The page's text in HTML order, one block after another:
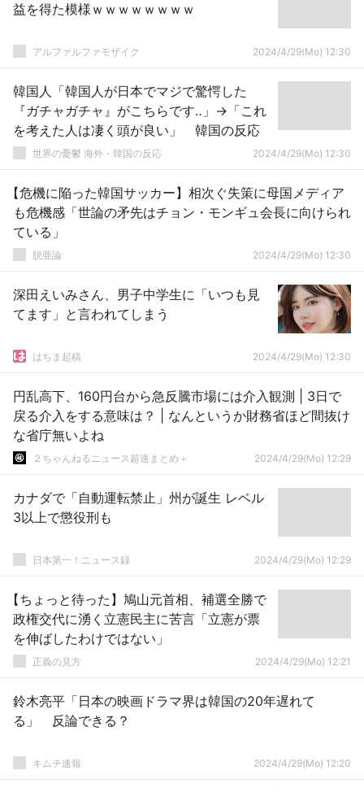
益を得た模様ｗｗｗｗｗｗｗｗ
アルファルファモザイク 2024/4/29(Mo) 12:30
韓国人「韓国人が日本でマジで驚愕した
『ガチャガチャ』がこちらです‥」→「これ
を考えた人は凄く頭が良い」 韓国の反応
世界の憂鬱 海外・韓国の反応 2024/4/29(Mo) 12:30
【危機に陥った韓国サッカー】相次ぐ失策に母国メディア
も危機感「世論の矛先はチョン・モンギュ会長に向けられ
ている」
脱亜論 2024/4/29(Mo) 12:30
深田えいみさん、男子中学生に「いつも見
てます」と言われてしまう
はちま起稿 2024/4/29(Mo) 12:30
円乱高下、160円台から急反騰市場には介入観測 | 3日で
戻る介入をする意味は？ | なんというか財務省ほど間抜け
な省庁無いよね
２ちゃんねるニュース超速まとめ＋ 2024/4/29(Mo) 12:29
カナダで「自動運転禁止」州が誕生 レベル
3以上で懲役刑も
日本第一！ニュース録 2024/4/29(Mo) 12:29
【ちょっと待った】鳩山元首相、補選全勝で
政権交代に湧く立憲民主に苦言「立憲が票
を伸ばしたわけではない」
正義の見方 2024/4/29(Mo) 12:21
鈴木亮平「日本の映画ドラマ界は韓国の20年遅れて
る」 反論できる？
キムチ速報 2024/4/29(Mo) 12:20